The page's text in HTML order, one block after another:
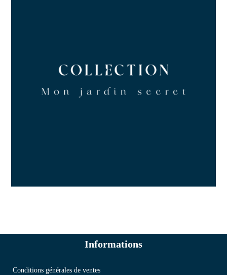
Informations
Conditions générales de ventes